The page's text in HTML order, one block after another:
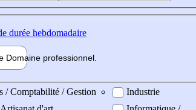
durée hebdomadaire
Domaine professionnel
/ Comptabilité / Gestion
Industrie